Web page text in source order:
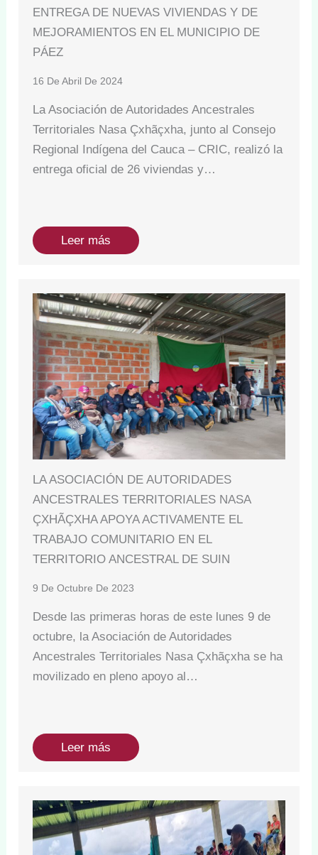
ENTREGA DE NUEVAS VIVIENDAS Y DE
MEJORAMIENTOS EN EL MUNICIPIO DE
PÁEZ
16 De Abril De 2024
La Asociación de Autoridades Ancestrales
Territoriales Nasa Çxhãçxha, junto al Consejo
Regional Indígena del Cauca – CRIC, realizó la
entrega oficial de 26 viviendas y…
Leer más
LA ASOCIACIÓN DE AUTORIDADES
ANCESTRALES TERRITORIALES NASA
ÇXHÃÇXHA APOYA ACTIVAMENTE EL
TRABAJO COMUNITARIO EN EL
TERRITORIO ANCESTRAL DE SUIN
9 De Octubre De 2023
Desde las primeras horas de este lunes 9 de
octubre, la Asociación de Autoridades
Ancestrales Territoriales Nasa Çxhãçxha se ha
movilizado en pleno apoyo al…
Leer más